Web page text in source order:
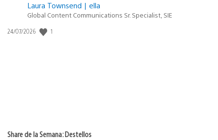
Laura Townsend | ella
Global Content Communications Sr. Specialist, SIE
Fecha
24/07/2026 1
Share de la Semana: Destellos